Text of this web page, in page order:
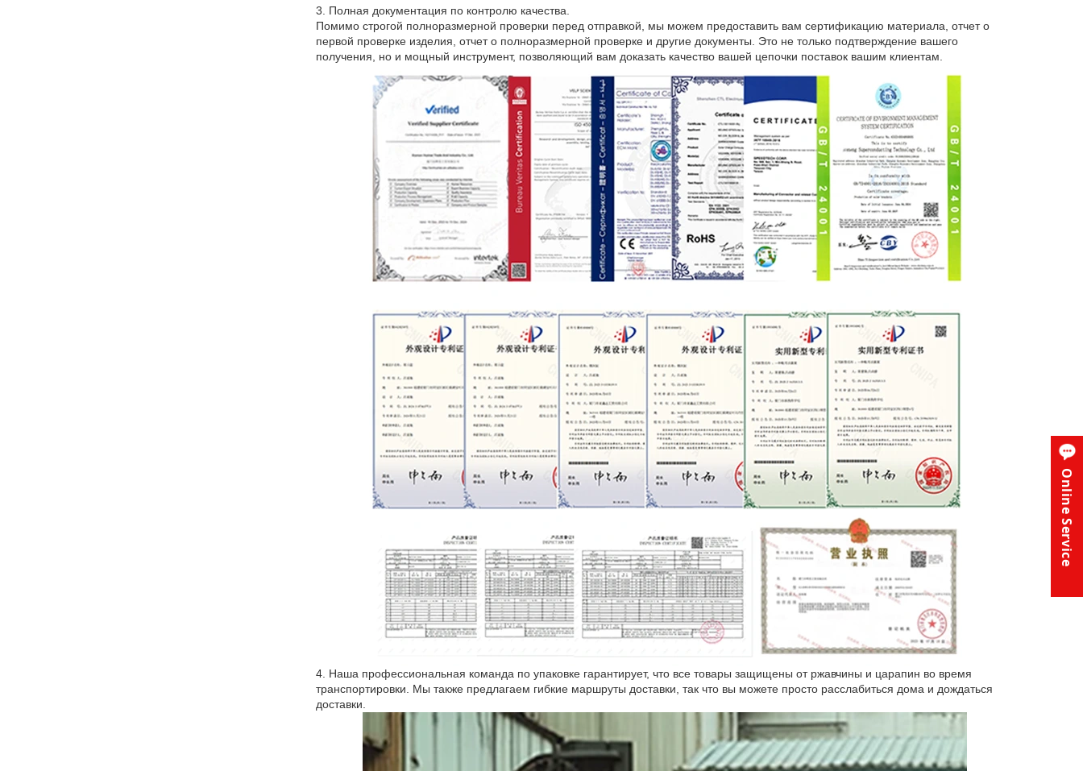
3. Полная документация по контролю качества.
Помимо строгой полноразмерной проверки перед отправкой, мы можем предоставить вам сертификацию материала, отчет о
первой проверке изделия, отчет о полноразмерной проверке и другие документы. Это не только подтверждение вашего
получения, но и мощный инструмент, позволяющий вам доказать качество вашей цепочки поставок вашим клиентам.
4. Наша профессиональная команда по упаковке гарантирует, что все товары защищены от ржавчины и царапин во время
транспортировки. Мы также предлагаем гибкие маршруты доставки, так что вы можете просто расслабиться дома и дождаться
доставки.
Online Service